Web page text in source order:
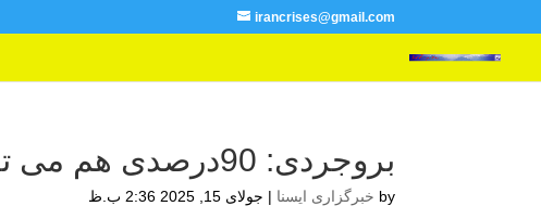
irancrises@gmail.com
بروجردی: 90درصدی هم می تواند نیاز کشور باشد – دیداری
by خبرگزاری ایسنا | جولای 15, 2025 2:36 ب.ظ